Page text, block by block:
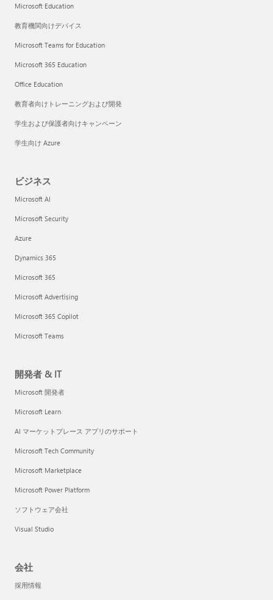
Microsoft Education
教育機関向けデバイス
Microsoft Teams for Education
Microsoft 365 Education
Office Education
教育者向けトレーニングおよび開発
学生および保護者向けキャンペーン
学生向け Azure
ビジネス
Microsoft AI
Microsoft Security
Azure
Dynamics 365
Microsoft 365
Microsoft Advertising
Microsoft 365 Copilot
Microsoft Teams
開発者 & IT
Microsoft 開発者
Microsoft Learn
AI マーケットプレース アプリのサポート
Microsoft Tech Community
Microsoft Marketplace
Microsoft Power Platform
ソフトウェア会社
Visual Studio
会社
採用情報